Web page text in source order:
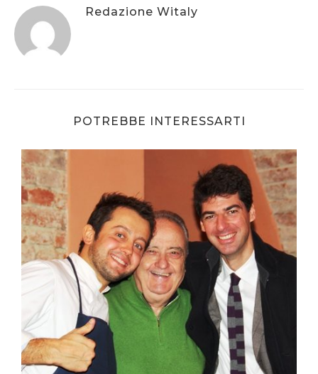
Redazione Witaly
POTREBBE INTERESSARTI